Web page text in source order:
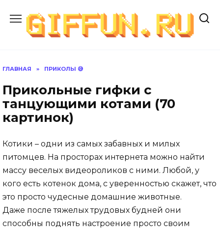
содержанию
ГЛАВНАЯ » ПРИКОЛЫ 😅
Прикольные гифки с
танцующими котами (70
картинок)
Котики – одни из самых забавных и милых
питомцев. На просторах интернета можно найти
массу веселых видеороликов с ними. Любой, у
кого есть котенок дома, с уверенностью скажет, что
это просто чудесные домашние животные.
Даже после тяжелых трудовых будней они
способны поднять настроение просто своим